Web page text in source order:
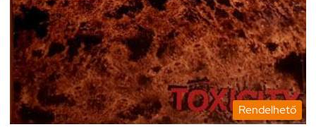
Rendelhető